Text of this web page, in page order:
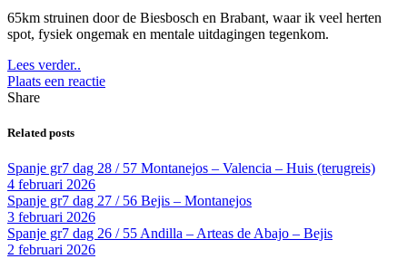
65km struinen door de Biesbosch en Brabant, waar ik veel herten
spot, fysiek ongemak en mentale uitdagingen tegenkom.
Lees verder..
Plaats een reactie
Share
Related posts
Spanje gr7 dag 28 / 57 Montanejos – Valencia – Huis (terugreis)
4 februari 2026
Spanje gr7 dag 27 / 56 Bejis – Montanejos
3 februari 2026
Spanje gr7 dag 26 / 55 Andilla – Arteas de Abajo – Bejis
2 februari 2026